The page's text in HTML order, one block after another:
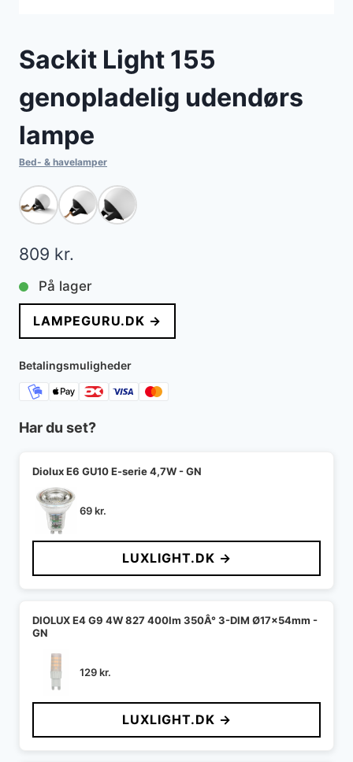
Sackit Light 155
genopladelig udendørs
lampe
Bed- & havelamper
809 kr.
På lager
LAMPEGURU.DK →
Betalingsmuligheder
Har du set?
Diolux E6 GU10 E-serie 4,7W - GN
69kr.
LUXLIGHT.DK →
DIOLUX E4 G9 4W 827 400lm 350Â° 3-DIM Ø17x54mm -
GN
129kr.
LUXLIGHT.DK →